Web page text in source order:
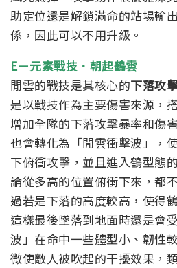
助定位還是解鎖滿命的站場輸
係，因此可以不用升級。
E－元素戰技．朝起鶴雲
閒雲的戰技是其核心的下落攻
是以戰技作為主要傷害來源，
增加全隊的下落攻擊暴率和傷
也會轉化為「閒雲衝擊波」，
下俯衝攻擊，並且進入鶴型態
論從多高的位置俯衝下來，都
過若是下落的高度較高，使得
這樣最後墜落到地面時還是會
波」在命中一些體型小、韌性
微使敵人被吹起的干擾效果，